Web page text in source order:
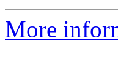
More